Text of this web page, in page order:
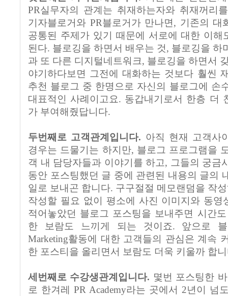
PR실무자의 관계는 취재하는자와 취재꺼리
기자블로거와 PR블로거가 만나면, 기존의 대
공통된 주제가 있기 때문에 서로에 대한 이해
된다. 블로깅을 하면서 배우는 것, 블로깅을 하
과 또 다른 디지털네트워크, 블로깅을 하면서
야기하다보면 그전에 대화하는 것보다 훨씬
추천 블로그 중 한명으로 자신의 블로그에 손
대표적인 사례이고요. 동갑내기로서 한층 더
가 부여해줬답니다.
두번째로 고객관계입니다. 아직 현재 고객사
경우는 드물기는 하지만, 블로그 프로그램을
객 내 담당자들과 이야기를 하고, 그들의 궁금
동안 포스팅했던 글 중에 관련된 내용의 글의
일로 보내곤 합니다. 구구절절 메모랜덤을 작
작성할 필요 없이 평소에 사진 이미지와 동영
적어놓았던 블로그 포스팅을 보내주면 시간
한 보람도 느끼게 되는 것이죠. 앞으로
Marketing활동에 대한 고객들의 관심은 계속
한 포스티을 올리면서 보람도 더욱 키울까 합
세번째로 수강생관계입니다. 몇번 포스팅한
로 한겨레 PR Academy라는 곳에서 2년이 넘